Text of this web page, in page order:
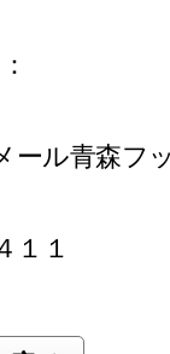
ール青森フ
１１